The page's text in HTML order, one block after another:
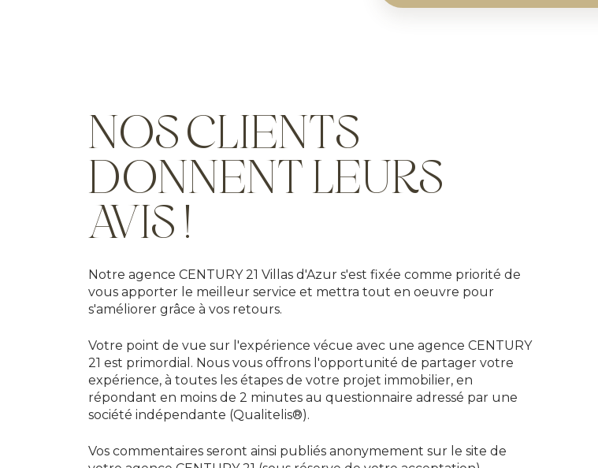
NOS CLIENTS
DONNENT LEURS
AVIS !
Notre agence CENTURY 21 Villas d'Azur s'est fixée comme priorité de
vous apporter le meilleur service et mettra tout en oeuvre pour
s'améliorer grâce à vos retours.
Votre point de vue sur l'expérience vécue avec une agence CENTURY
21 est primordial. Nous vous offrons l'opportunité de partager votre
expérience, à toutes les étapes de votre projet immobilier, en
répondant en moins de 2 minutes au questionnaire adressé par une
société indépendante (Qualitelis®).
Vos commentaires seront ainsi publiés anonymement sur le site de